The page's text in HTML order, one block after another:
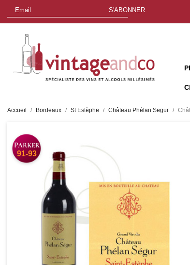
S'ABONNER
Accueil Bordeaux St Estèphe Château Phélan Segur
91-93